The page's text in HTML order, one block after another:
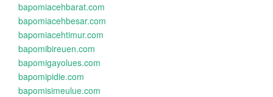
bapomiacehbarat.com
bapomiacehbesar.com
bapomiacehtimur.com
bapomibireuen.com
bapomigayolues.com
bapomipidie.com
bapomisimeulue.com